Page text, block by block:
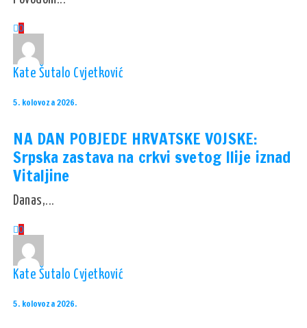
0
Kate Šutalo Cvjetković
5. kolovoza 2026.
NA DAN POBJEDE HRVATSKE VOJSKE:
Srpska zastava na crkvi svetog Ilije iznad
Vitaljine
Danas,...
0
Kate Šutalo Cvjetković
5. kolovoza 2026.